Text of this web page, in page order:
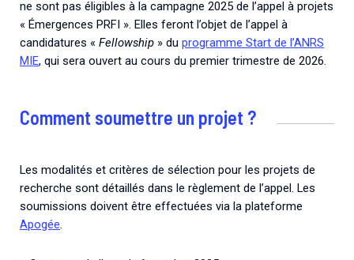
ne sont pas éligibles à la campagne 2025 de l’appel à projets
« Émergences PRFI ». Elles feront l’objet de l’appel à
candidatures « Fellowship » du programme Start de l’ANRS
MIE, qui sera ouvert au cours du premier trimestre de 2026.
Comment soumettre un projet ?
Les modalités et critères de sélection pour les projets de
recherche sont détaillés dans le règlement de l’appel. Les
soumissions doivent être effectuées via la plateforme
Apogée.